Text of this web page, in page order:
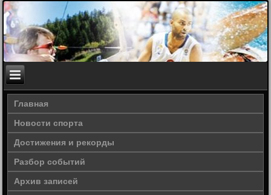
Главная
Новости спорта
Достижения и рекорды
Разбор событий
Архив записей